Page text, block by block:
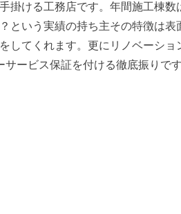
掛ける工務店です。年間施工棟数
という実績の持ち主その特徴は表
してくれます。更にリノベーショ
ービス保証を付ける徹底振りです